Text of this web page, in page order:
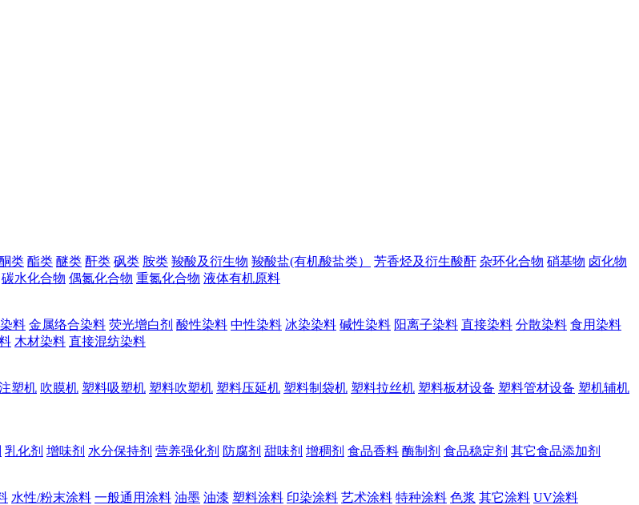
类 酯类 醚类 酐类 砜类 胺类 羧酸及衍生物 羧酸盐(有机酸盐类） 芳香烃及衍生酸酐 杂环化合物 硝基物 卤化物
碳水化合物 偶氮化合物 重氮化合物 液体有机原料
料 金属络合染料 荧光增白剂 酸性染料 中性染料 冰染染料 碱性染料 阳离子染料 直接染料 分散染料 食用染料
木材染料 直接混纺染料
塑机 吹膜机 塑料吸塑机 塑料吹塑机 塑料压延机 塑料制袋机 塑料拉丝机 塑料板材设备 塑料管材设备 塑机辅机
乳化剂 增味剂 水分保持剂 营养强化剂 防腐剂 甜味剂 增稠剂 食品香料 酶制剂 食品稳定剂 其它食品添加剂
水性/粉末涂料 一般通用涂料 油墨 油漆 塑料涂料 印染涂料 艺术涂料 特种涂料 色浆 其它涂料 UV涂料